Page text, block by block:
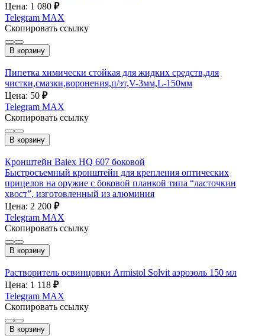
Цена: 1 080 ₽
Telegram MAX
Скопировать ссылку
В корзину
Пипетка химически стойкая для жидких средств,для
чистки,смазки,воронения,п/эт,V-3мм,L-150мм
Цена: 50 ₽
Telegram MAX
Скопировать ссылку
В корзину
Кронштейн Baiex HQ 607 боковой
Быстросъемный кронштейн для крепления оптических
прицелов на оружие с боковой планкой типа “ласточкин
хвост”, изготовленный из алюминия
Цена: 2 200 ₽
Telegram MAX
Скопировать ссылку
В корзину
Растворитель освинцовки Armistol Solvit аэрозоль 150 мл
Цена: 1 118 ₽
Telegram MAX
Скопировать ссылку
В корзину